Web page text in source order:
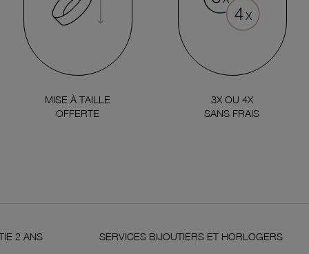
MISE À TAILLE
OFFERTE
3X OU 4X
SANS FRAIS
SERVICES BIJOUTIERS ET HORLOGERS